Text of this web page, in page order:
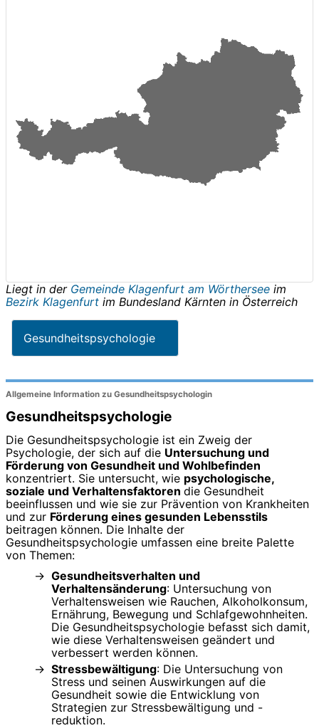
Liegt in der Gemeinde Klagenfurt am Wörthersee im
Bezirk Klagenfurt im Bundesland Kärnten in Österreich
Gesundheitspsychologie
Allgemeine Information zu Gesundheitspsychologin
Gesundheitspsychologie
Die Gesundheitspsychologie ist ein Zweig der
Psychologie, der sich auf die Untersuchung und
Förderung von Gesundheit und Wohlbefinden
konzentriert. Sie untersucht, wie psychologische,
soziale und Verhaltensfaktoren die Gesundheit
beeinflussen und wie sie zur Prävention von Krankheiten
und zur Förderung eines gesunden Lebensstils
beitragen können. Die Inhalte der
Gesundheitspsychologie umfassen eine breite Palette
von Themen:
Gesundheitsverhalten und
Verhaltensänderung: Untersuchung von
Verhaltensweisen wie Rauchen, Alkoholkonsum,
Ernährung, Bewegung und Schlafgewohnheiten.
Die Gesundheitspsychologie befasst sich damit,
wie diese Verhaltensweisen geändert und
verbessert werden können.
Stressbewältigung: Die Untersuchung von
Stress und seinen Auswirkungen auf die
Gesundheit sowie die Entwicklung von
Strategien zur Stressbewältigung und -
reduktion.